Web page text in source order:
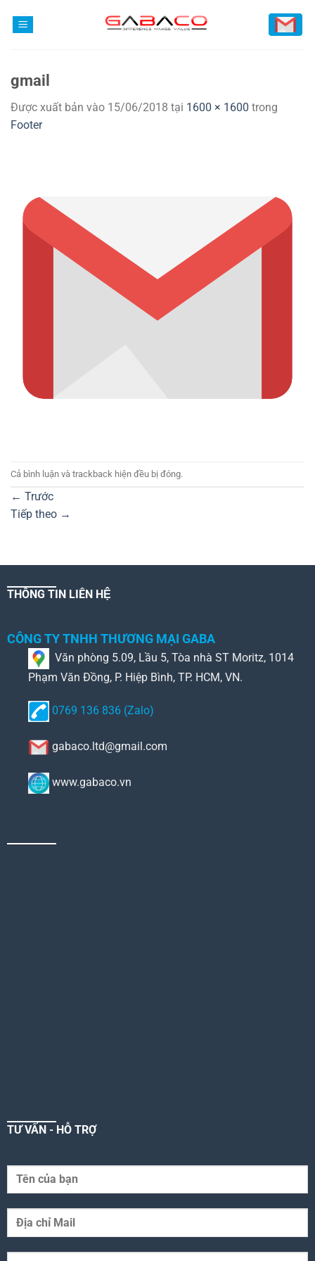
gmail
Được xuất bản vào 15/06/2018 tại 1600 × 1600 trong
Footer
Cả bình luận và trackback hiện đều bị đóng.
← Trước
Tiếp theo →
THÔNG TIN LIÊN HỆ
CÔNG TY TNHH THƯƠNG MẠI GABA
Văn phòng 5.09, Lầu 5, Tòa nhà ST Moritz, 1014
Phạm Văn Đồng, P. Hiệp Bình, TP. HCM, VN.
0769 136 836 (Zalo)
gabaco.ltd@gmail.com
www.gabaco.vn
TƯ VẤN - HỖ TRỢ